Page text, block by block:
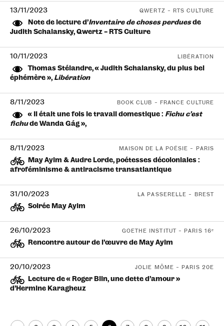
13/11/2023
Note de lecture d’Inventaire de choses perduesde
Judith Schalansky, Qwertz – RTS Culture
QWERTZ – RTS CULTURE
10/11/2023
Thomas Stélandre, « Judith Schalansky, du plus bel
éphémère », Libération
LIBÉRATION
8/11/2023
« Il était une fois le travail domestique : Fichu c’est
fichude Wanda Gág »,
BOOK CLUB – FRANCE CULTURE
8/11/2023
May Ayim & Audre Lorde, poétesses décoloniales :
afroféminisme & antiracisme transatlantique
MAISON DE LA POÉSIE – PARIS
31/10/2023
Soirée May Ayim
LA PASSERELLE – BREST
26/10/2023
Rencontre autour de l’œuvre de May Ayim
GOETHE INSTITUT – PARIS 16ᵉ
20/10/2023
Lecture de « Roger Blin, une dette d’amour »
d’Hermine Karagheuz
JOLIE MÔME – PARIS 20E